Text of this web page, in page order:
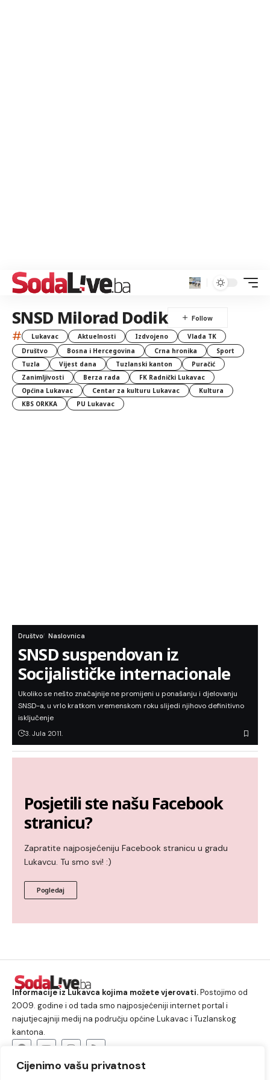
Cijenimo vašu privatnost
SNSD Milorad Dodik
# Lukavac Aktuelnosti Izdvojeno
Vlada TK
Društvo
Bosna i Hercegovina Crna hronika
Sport
Tuzla
Vijest dana Tuzlanski kanton
Puračić
Zanimljivosti
Berza rada
FK Radnički Lukavac
Općina Lukavac
Centar za kulturu Lukavac
Kultura
KBS ORKKA
PU Lukavac
Društvo Naslovnica
SNSD suspendovan iz
Socijalističke internacionale
Ukoliko se nešto značajnije ne promijeni u ponašanju i djelovanju
SNSD-a, u vrlo kratkom vremenskom roku slijedi njihovo definitivno
isključenje
3. Jula 2011.
Posjetili ste našu Facebook
stranicu?
Zapratite najposjećeniju Facebook stranicu u gradu
Lukavcu. Tu smo svi! :)
Pogledaj
Informacije iz Lukavca kojima možete vjerovati.Postojimo od
2009. godine i od tada smo najposjećeniji internet portal i
najutjecajniji medij na području općine Lukavac i Tuzlanskog
kantona.